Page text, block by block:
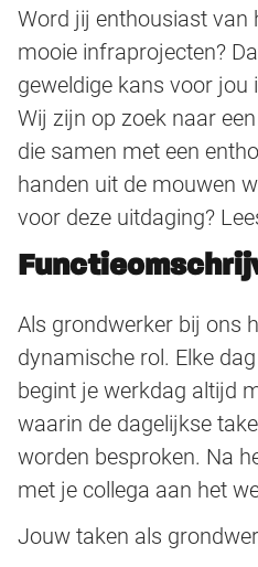
Word jij enthousiast van
mooie infraprojecten?
geweldige kans voor jou
Wij zijn op zoek naar
die samen met een
handen uit de mouwen
voor deze uitdaging?
Als grondwerker bij ons
dynamische rol. Elke
begint je werkdag altijd
waarin de dagelijkse
worden besproken. Na
met je collega aan het
Jouw taken als